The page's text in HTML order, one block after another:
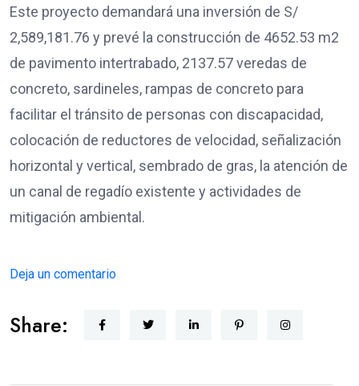
Este proyecto demandará una inversión de S/
2,589,181.76 y prevé la construcción de 4652.53 m2
de pavimento intertrabado, 2137.57 veredas de
concreto, sardineles, rampas de concreto para
facilitar el tránsito de personas con discapacidad,
colocación de reductores de velocidad, señalización
horizontal y vertical, sembrado de gras, la atención de
un canal de regadío existente y actividades de
mitigación ambiental.
Deja un comentario
Share: